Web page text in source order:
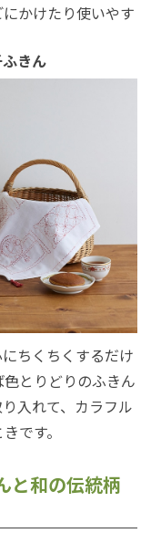
かけたり使いやす
きん
ちくちくするだけ
とりどりのふきん
入れて、カラフル
です。
と和の伝統柄